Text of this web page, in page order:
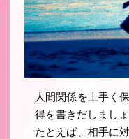
人間関係を上手く
得を書きだしましょ
たとえば、相手に